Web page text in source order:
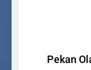
Pekan